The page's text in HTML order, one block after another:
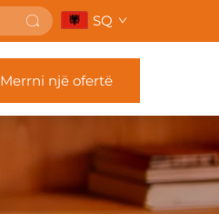
SQ
Merrni një ofertë